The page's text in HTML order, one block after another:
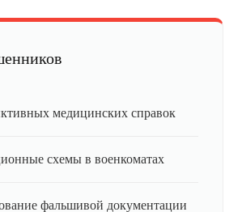
медицинских справок
схемы в военкоматах
фальшивой документации